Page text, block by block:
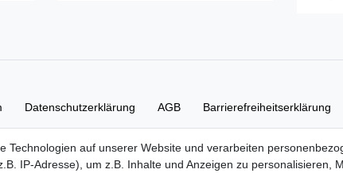
Daten­schutz­erklärung AGB Barrierefreiheitserklärung
Versand- &
Technologien auf unserer Website und verarbeiten
IP-Adresse), um z.B. Inhalte und Anzeigen zu personalisieren,